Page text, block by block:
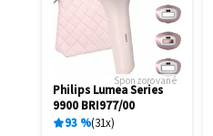
Sponzorované
Philips Lumea Series
9900 BRI977/00
93 % 31x